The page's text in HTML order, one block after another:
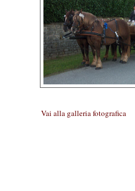
Vai alla galleria fotografica